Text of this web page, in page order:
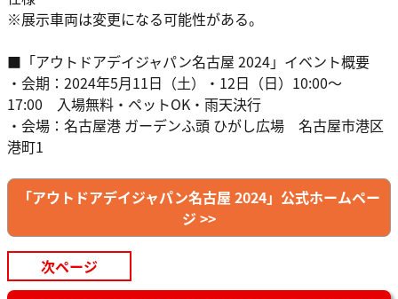
※展示車両は変更になる可能性がある。
■「アウトドアデイジャパン名古屋 2024」イベント概要
・会期：2024年5月11日（土）・12日（日）10:00～
17:00 入場無料・ペットOK・雨天決行
・会場：名古屋港 ガーデンふ頭 ひがし広場 名古屋市港区
港町1
「アウトドアデイジャパン名古屋 2024」公式ホームペー
ジ >>
次ページ